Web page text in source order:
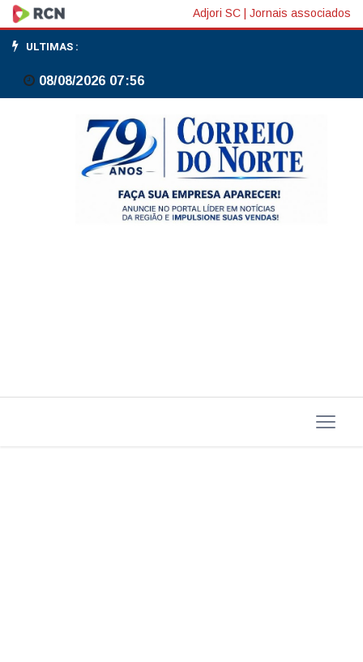
Adolescente
de
13
expulsa
Polícia
Adjori SC Jornais associados
ULTIMAS :
08/08/2026 07:56